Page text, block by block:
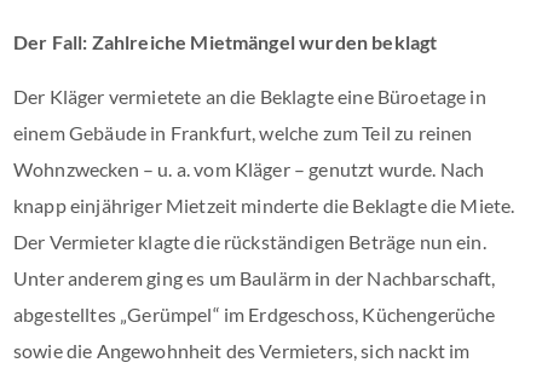
Der Fall: Zahlreiche Mietmängel wurden beklagt
Der Kläger vermietete an die Beklagte eine Büroetage in
einem Gebäude in Frankfurt, welche zum Teil zu reinen
Wohnzwecken – u. a. vom Kläger – genutzt wurde. Nach
knapp einjähriger Mietzeit minderte die Beklagte die Miete.
Der Vermieter klagte die rückständigen Beträge nun ein.
Unter anderem ging es um Baulärm in der Nachbarschaft,
abgestelltes „Gerümpel“ im Erdgeschoss, Küchengerüche
sowie die Angewohnheit des Vermieters, sich nackt im